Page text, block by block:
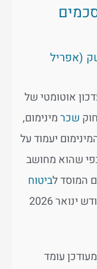
(אפריל
שכרמינימום,
יעמוד על
שהוא מחושב
המוסד לביטוח
הממוצע במשק לחודש ינואר 2026
עומד